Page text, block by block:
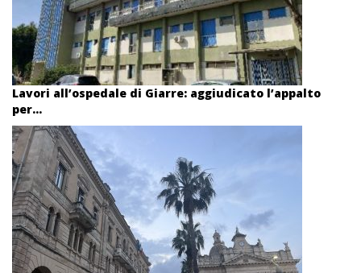
Lavori all’ospedale di Giarre: aggiudicato l’appalto
per...